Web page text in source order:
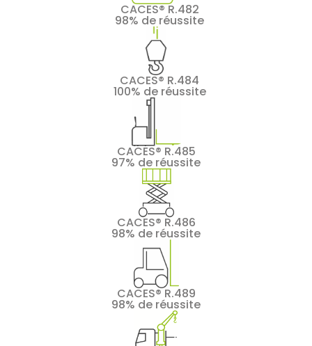
CACES® R.482
98% de réussite
CACES® R.484
100% de réussite
CACES® R.485
97% de réussite
CACES® R.486
98% de réussite
CACES® R.489
98% de réussite